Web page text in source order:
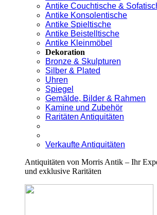
Antike Couchtische &
Antike Konsolentische
Antike Spieltische
Antike Beistelltische
Antike Kleinmöbel
Dekoration
Bronze & Skulpturen
Silber & Plated
Uhren
Spiegel
Gemälde, Bilder & Rahmen
Kamine und Zubehör
Raritäten Antiquitäten
Verkaufte Antiquitäten
Antiquitäten von Morris Antik – Ihr
und exklusive Raritäten